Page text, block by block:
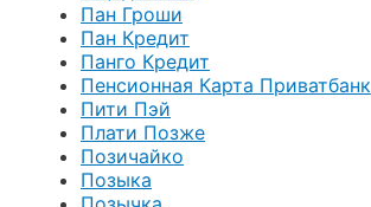
Пан Гроши
Пан Кредит
Панго Кредит
Пенсионная Карта Приватбанк
Пити Пэй
Плати Позже
Позичайко
Позыка